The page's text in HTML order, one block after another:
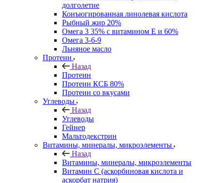
долголетие
Конъюгированная линолевая кислота
Рыбный жир 20%
Омега 3 35% с витамином Е и 60%
Омега 3-6-9
Льняное масло
Протеин
Назад
Протеин
Протеин КСБ 80%
Протеин со вкусами
Углеводы
Назад
Углеводы
Гейнер
Мальтодекстрин
Витамины, минералы, микроэлементы
Назад
Витамины, минералы, микроэлементы
Витамин C (аскорбиновая кислота и
аскорбат натрия)